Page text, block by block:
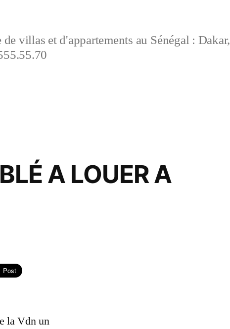
villas et d'appartements au Sénégal : Dakar,
A LOUER A
la Vdn un